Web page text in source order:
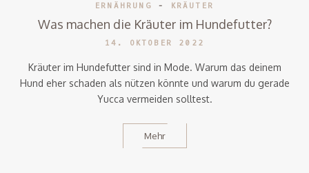
ERNÄHRUNG - KRÄUTER
Was machen die Kräuter im Hundefutter?
14. OKTOBER 2022
Kräuter im Hundefutter sind in Mode. Warum das deinem
Hund eher schaden als nützen könnte und warum du gerade
Yucca vermeiden solltest.
Mehr